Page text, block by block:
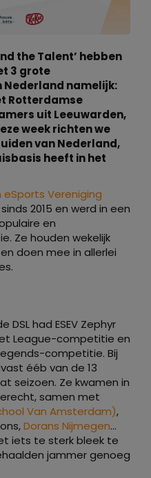
the Talent’ hebben
3 grote
Nederland namelijk:
Rotterdamse
uit Leeuwarden,
week richten we
van Nederland,
heeft in het
Vereniging
2015 en werd in een
en
Ze houden wekelijk
doen mee in allerlei
had ESEV Zephyr
League-competitie en
competitie. Bij
ééb van de 13
seizoen. Ze kwamen in
samen met
Van Amsterdam),
Dorans Nijmegen…
iets te sterk bleek te
jammer genoeg